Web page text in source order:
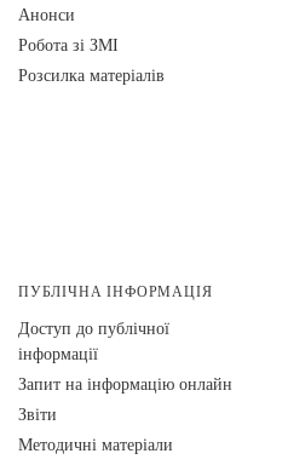
Анонси
Робота зі ЗМІ
Розсилка матеріалів
ПУБЛІЧНА ІНФОРМАЦІЯ
Доступ до публічної
інформації
Запит на інформацію онлайн
Звіти
Методичні матеріали